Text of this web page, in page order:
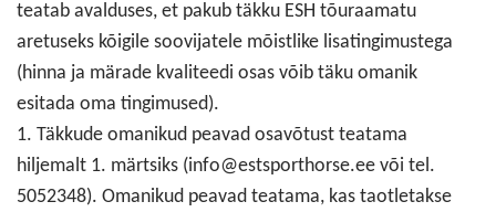
teatab avalduses, et pakub täkku ESH tõuraamatu
aretuseks kõigile soovijatele mõistlike lisatingimustega
(hinna ja märade kvaliteedi osas võib täku omanik
esitada oma tingimused).
1. Täkkude omanikud peavad osavõtust teatama
hiljemalt 1. märtsiks (info@estsporthorse.ee või tel.
5052348). Omanikud peavad teatama, kas taotletakse